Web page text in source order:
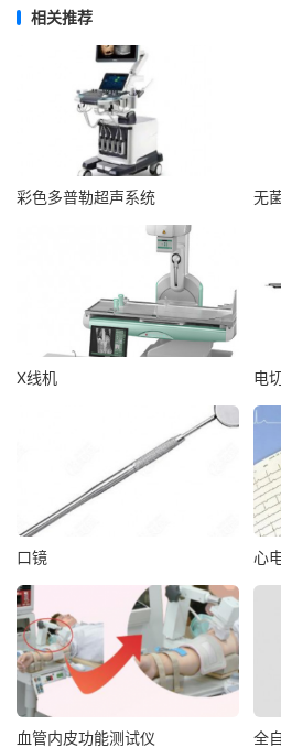
相关推荐
彩色多普勒超声系统 无
X线机 电
口镜 心
血管内皮功能测试仪 全